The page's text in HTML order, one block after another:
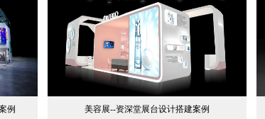
例 美容展--资深堂展台设计搭建案例